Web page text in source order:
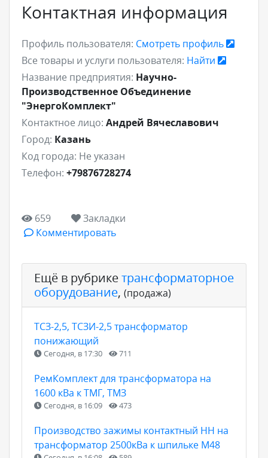
Контактная информация
Профиль пользователя: Смотреть профиль
Все товары и услуги пользователя: Найти
Название предприятия: Научно-
Производственное Объединение
"ЭнергоКомплект"
Контактное лицо: Андрей Вячеславович
Город: Казань
Код города: Не указан
Телефон: +79876728274
659
Закладки
Комментировать
Ещё в рубрикетрансформаторное
оборудование, (продажа)
ТСЗ-2,5, ТСЗИ-2,5 трансформатор
понижающий
Сегодня, в 17:30 711
РемКомплект для трансформатора на
1600 кВа к ТМГ, ТМЗ
Сегодня, в 16:09 473
Производство зажимы контактный НН на
трансформатор 2500кВа к шпильке М48